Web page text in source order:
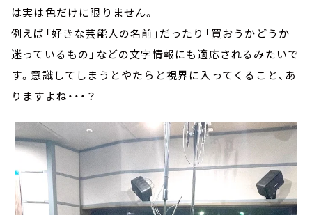
は実は色だけに限りません。
例えば「好きな芸能人の名前」だったり「買おうかどうか
迷っているもの」などの文字情報にも適応されるみたいで
す。意識してしまうとやたらと視界に入ってくること、あ
りますよね・・・？